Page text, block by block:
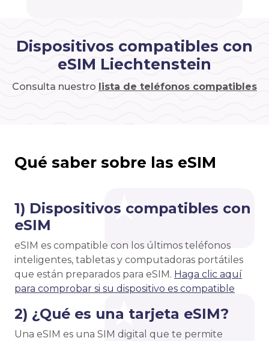
Dispositivos compatibles con
eSIM Liechtenstein
Consulta nuestro lista de teléfonos compatibles
Qué saber sobre las eSIM
1) Dispositivos compatibles con
eSIM
eSIM es compatible con los últimos teléfonos
inteligentes, tabletas y computadoras portátiles
que están preparados para eSIM. Haga clic aquí
para comprobar si su dispositivo es compatible
2) ¿Qué es una tarjeta eSIM?
Una eSIM es una SIM digital que te permite